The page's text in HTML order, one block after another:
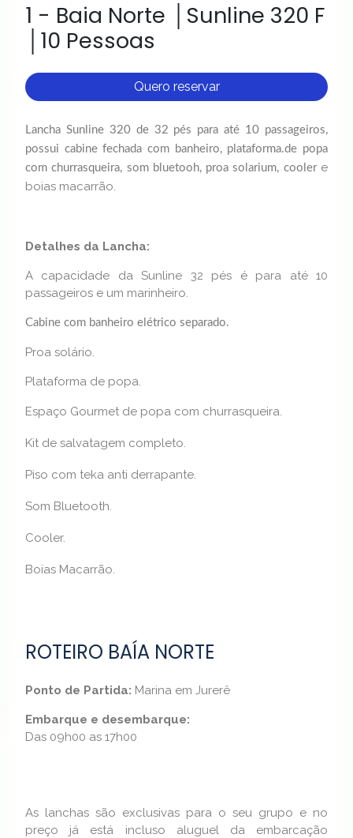
1 - Baia Norte │Sunline 320 F
│10 Pessoas
Quero reservar
Lancha Sunline 320 de 32 pés para até 10 passageiros,
possui cabine fechada com banheiro, plataforma.de popa
com churrasqueira, som bluetooh, proa solarium, coolere
boias macarrão.
Detalhes da Lancha:
A capacidade da Sunline 32 pés é para até 10
passageiros e um marinheiro.
Cabine com banheiro elétrico separado.
Proa solário.
Plataforma de popa.
Espaço Gourmet de popa com churrasqueira.
Kit de salvatagem completo.
Piso com teka anti derrapante.
Som Bluetooth.
Cooler.
Boias Macarrão.
ROTEIRO BAÍA NORTE
Ponto de Partida: Marina em Jurerê
Embarque e desembarque:
Das 09h00 as 17h00
As lanchas são exclusivas para o seu grupo e no
preço já está incluso aluguel da embarcação